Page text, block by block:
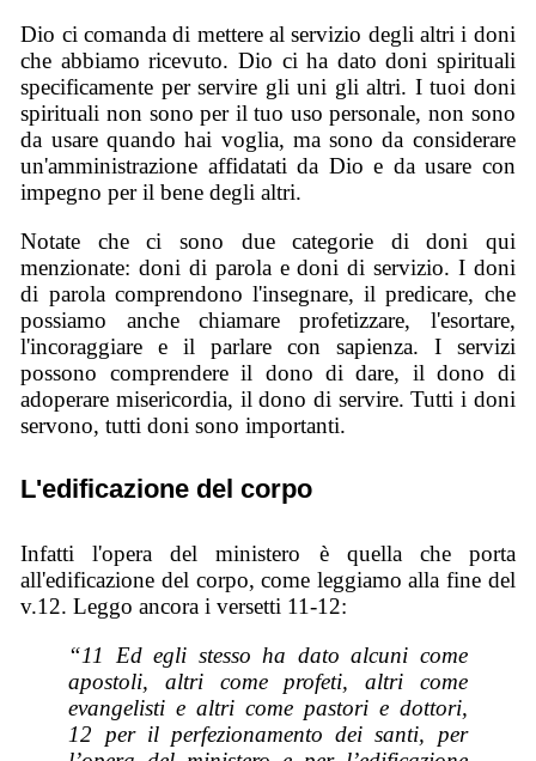
Dio ci comanda di mettere al servizio degli altri i doni
che abbiamo ricevuto. Dio ci ha dato doni spirituali
specificamente per servire gli uni gli altri. I tuoi doni
spirituali non sono per il tuo uso personale, non sono
da usare quando hai voglia, ma sono da considerare
un'amministrazione affidatati da Dio e da usare con
impegno per il bene degli altri.
Notate che ci sono due categorie di doni qui
menzionate: doni di parola e doni di servizio. I doni
di parola comprendono l'insegnare, il predicare, che
possiamo anche chiamare profetizzare, l'esortare,
l'incoraggiare e il parlare con sapienza. I servizi
possono comprendere il dono di dare, il dono di
adoperare misericordia, il dono di servire. Tutti i doni
servono, tutti doni sono importanti.
L'edificazione del corpo
Infatti l'opera del ministero è quella che porta
all'edificazione del corpo, come leggiamo alla fine del
v.12. Leggo ancora i versetti 11-12:
“11 Ed egli stesso ha dato alcuni come
apostoli, altri come profeti, altri come
evangelisti e altri come pastori e dottori,
12 per il perfezionamento dei santi, per